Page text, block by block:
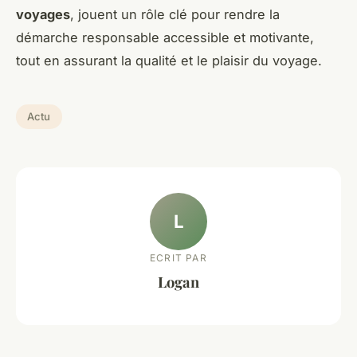
voyages, jouent un rôle clé pour rendre la
démarche responsable accessible et motivante,
tout en assurant la qualité et le plaisir du voyage.
Actu
L
ECRIT PAR
Logan